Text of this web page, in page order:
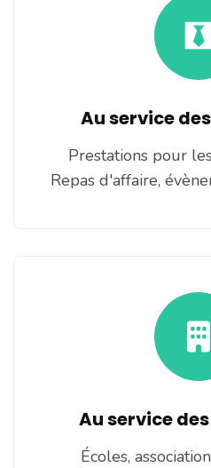
Au service
Prestations pour
Repas d'affaire,
Au service
Écoles,